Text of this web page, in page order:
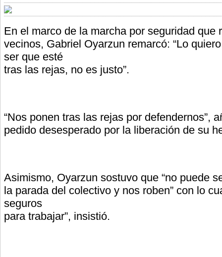
En el marco de la marcha por seguridad que
vecinos, Gabriel Oyarzun remarcó: “Lo
ser que esté
tras las rejas, no es justo”.
“Nos ponen tras las rejas por defendernos”,
pedido desesperado por la liberación de su
Asimismo, Oyarzun sostuvo que “no puede
la parada del colectivo y nos roben” con lo
seguros
para trabajar”, insistió.